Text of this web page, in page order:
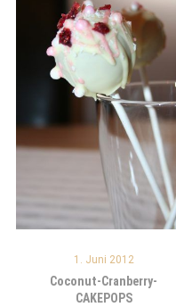
1. Juni 2012
Coconut-Cranberry-
CAKEPOPS